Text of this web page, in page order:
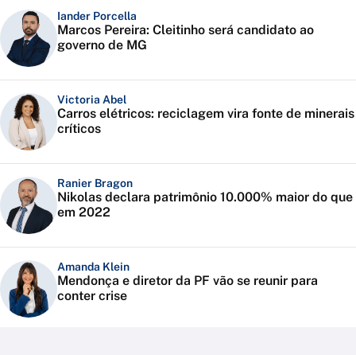
Iander Porcella
Marcos Pereira: Cleitinho será candidato ao
governo de MG
Victoria Abel
Carros elétricos: reciclagem vira fonte de minerais
críticos
Ranier Bragon
Nikolas declara patrimônio 10.000% maior do que
em 2022
Amanda Klein
Mendonça e diretor da PF vão se reunir para
conter crise